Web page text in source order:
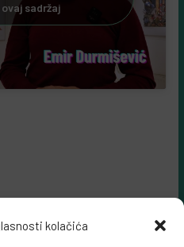
kolačića
sadržaj